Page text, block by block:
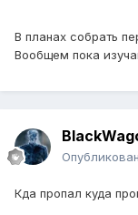
В планах собрать
Вообщем пока
Кда пропал куда